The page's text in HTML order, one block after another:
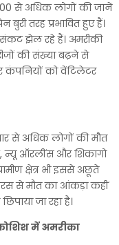
से अधिक लोगों की जानें
तरह प्रभावित हुए हैं।
संकट झेल रहे हैं। अमरीकी
की संख्या बढ़ने से
कंपनियों को वेंटिलेटर
से अधिक लोगों की मौत
न्यू ऑरलींस और शिकागो
क्षेत्र भी इससे अछूते
से मौत का आंकड़ा कहीं
जा रहा है।
में अमरीका